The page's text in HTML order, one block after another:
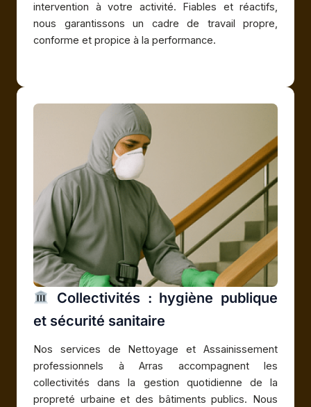
intervention à votre activité. Fiables et réactifs,
nous garantissons un cadre de travail propre,
conforme et propice à la performance.
Collectivités : hygiène publique
et sécurité sanitaire
Nos services de Nettoyage et Assainissement
professionnels à Arras accompagnent les
collectivités dans la gestion quotidienne de la
propreté urbaine et des bâtiments publics. Nous